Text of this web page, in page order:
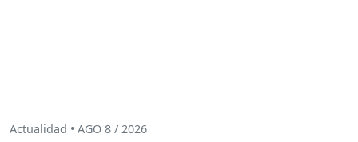
Actualidad • AGO 8 / 2026